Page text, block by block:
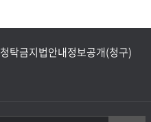
청탁금지법안내정보공개(청구)